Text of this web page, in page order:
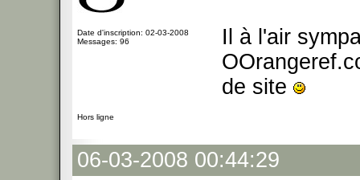
Date d'inscription: 02-03-2008
Messages: 96
Il à l'air
de site
Hors ligne
06-03-2008 00:44:29